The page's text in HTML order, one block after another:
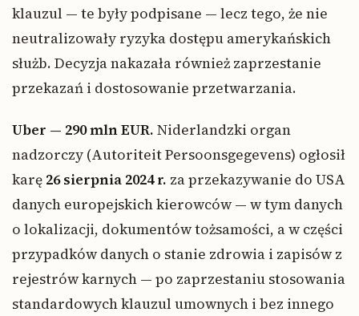
klauzul — te były podpisane — lecz tego, że nie
neutralizowały ryzyka dostępu amerykańskich
służb. Decyzja nakazała również zaprzestanie
przekazań i dostosowanie przetwarzania.
Uber — 290 mln EUR. Niderlandzki organ
nadzorczy (Autoriteit Persoonsgegevens) ogłosił
karę 26 sierpnia 2024 r. za przekazywanie do USA
danych europejskich kierowców — w tym danych
o lokalizacji, dokumentów tożsamości, a w części
przypadków danych o stanie zdrowia i zapisów z
rejestrów karnych — po zaprzestaniu stosowania
standardowych klauzul umownych i bez innego